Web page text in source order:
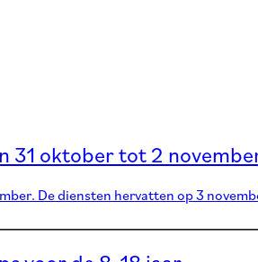
31 oktober tot 2
De diensten hervatten op 3